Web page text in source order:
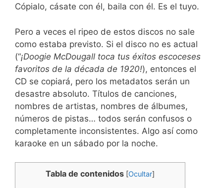
Cópialo, cásate con él, baila con él. Es el tuyo.
Pero a veces el ripeo de estos discos no sale
como estaba previsto. Si el disco no es actual
(“¡Doogie McDougall toca tus éxitos escoceses
favoritos de la década de 1920!), entonces el
CD se copiará, pero los metadatos serán un
desastre absoluto. Títulos de canciones,
nombres de artistas, nombres de álbumes,
números de pistas… todos serán confusos o
completamente inconsistentes. Algo así como
karaoke en un sábado por la noche.
Tabla de contenidos [Ocultar]